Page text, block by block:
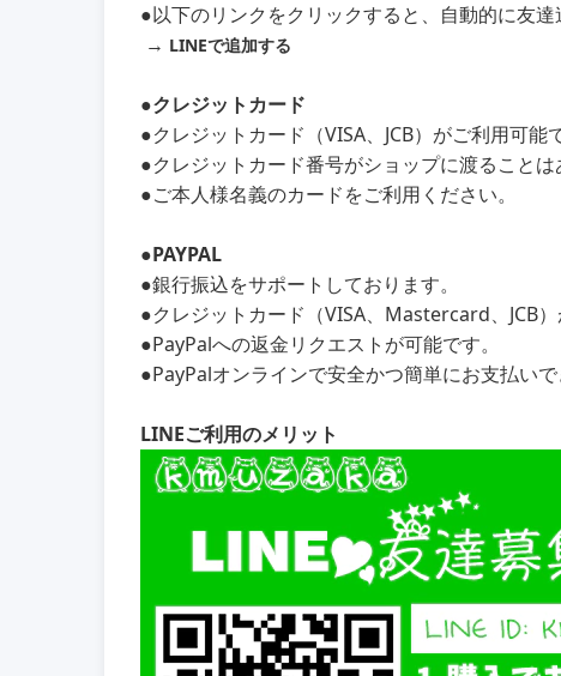
●以下のリンクをクリックすると、自動的に友達
→ LINEで追加する
●クレジットカード
●クレジットカード（VISA、JCB）がご利用可能で
●クレジットカード番号がショップに渡ることは
●ご本人様名義のカードをご利用ください。
●PAYPAL
●銀行振込をサポートしております。
●クレジットカード（VISA、Mastercard、JCB）
●PayPalへの返金リクエストが可能です。
●PayPalオンラインで安全かつ簡単にお支払いで
LINEご利用のメリット